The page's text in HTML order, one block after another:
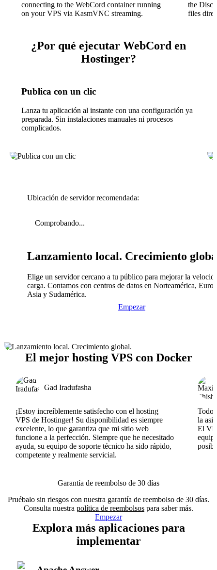
connecting to the WebCord container running
on your VPS via KasmVNC streaming.
the
files
¿Por qué ejecutar WebCord en
Hostinger?
Publica con un clic
Lanza tu aplicación al instante con una configuración ya
preparada. Sin instalaciones manuales ni procesos
complicados.
Ubicación de servidor recomendada:
Comprobando...
Lanzamiento local. Crecimiento
Elige un servidor cercano a tu público para mejorar la
carga. Contamos con centros de datos en Norteamérica,
Asia y Sudamérica.
Empezar
El mejor hosting VPS con Docker
Gad Iradufasha
¡Estoy increíblemente satisfecho con el hosting
VPS de Hostinger! Su disponibilidad es siempre
excelente, lo que garantiza que mi sitio web
funcione a la perfección. Siempre que he necesitado
ayuda, su equipo de soporte técnico ha sido rápido,
competente y realmente servicial.
Todo
la
El
Garantía de reembolso de 30 días
Pruébalo sin riesgos con nuestra garantía de reembolso de 30 días.
Consulta nuestra política de reembolsos para saber más.
Empezar
Explora más aplicaciones para
implementar